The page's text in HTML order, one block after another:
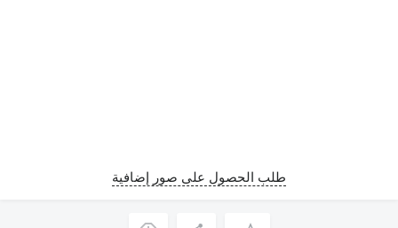
طلب الحصول على صور إضافية